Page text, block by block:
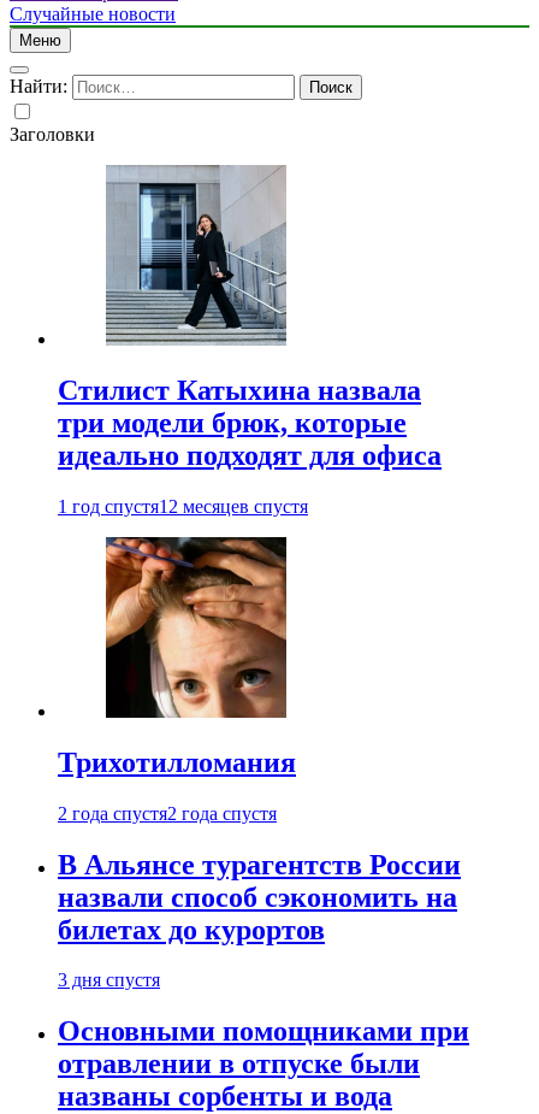
Случайные новости
Меню
Найти:
Заголовки
Стилист Катыхина назвала
три модели брюк, которые
идеально подходят для офиса
1 год спустя12 месяцев спустя
Трихотилломания
2 года спустя2 года спустя
В Альянсе турагентств России
назвали способ сэкономить на
билетах до курортов
3 дня спустя
Основными помощниками при
отравлении в отпуске были
названы сорбенты и вода